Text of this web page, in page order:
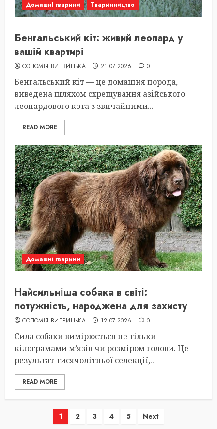
Домашні тварини Тваринництво
Бенгальський кіт: живий леопард у
вашій квартирі
СОЛОМІЯ ВИТВИЦЬКА 21.07.2026 0
Бенгальський кіт — це домашня порода,
виведена шляхом схрещування азійського
леопардового кота з звичайними...
READ MORE
Домашні тварини
Найсильніша собака в світі:
потужність, народжена для захисту
СОЛОМІЯ ВИТВИЦЬКА 12.07.2026 0
Сила собаки вимірюється не тільки
кілограмами м’язів чи розміром голови. Це
результат тисячолітньої селекції,...
READ MORE
Пагінація
1 2 3 4 5 Next